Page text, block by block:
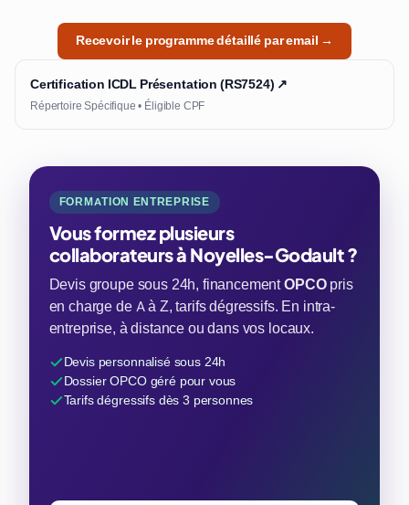
Recevoir le programme détaillé par email →
Certification ICDL Présentation (RS7524) ↗
Répertoire Spécifique • Éligible CPF
FORMATION ENTREPRISE
Vous formez plusieurs
collaborateurs à Noyelles-Godault ?
Devis groupe sous 24h, financementOPCOpris
en charge de A à Z, tarifs dégressifs. En intra-
entreprise, à distance ou dans vos locaux.
Devis personnalisé sous 24h
Dossier OPCO géré pour vous
Tarifs dégressifs dès 3 personnes